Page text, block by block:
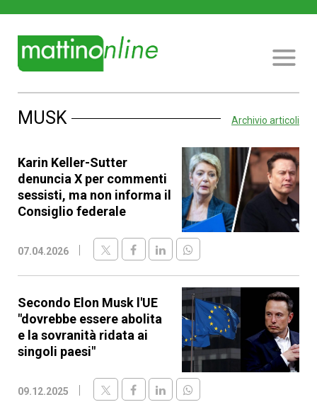
MUSK Archivio articoli
Karin Keller-Sutter
denuncia X per commenti
sessisti, ma non informa il
Consiglio federale
07.04.2026
Secondo Elon Musk l'UE
"dovrebbe essere abolita
e la sovranità ridata ai
singoli paesi"
09.12.2025